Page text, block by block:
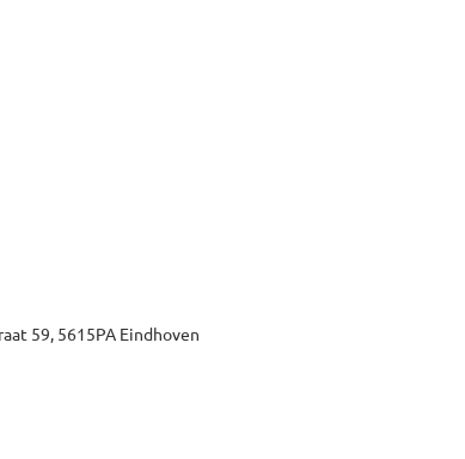
Eindhoven, Theaterzaal 't Rozenknopje, Hoogstraat 59, 5615PA Eindhoven